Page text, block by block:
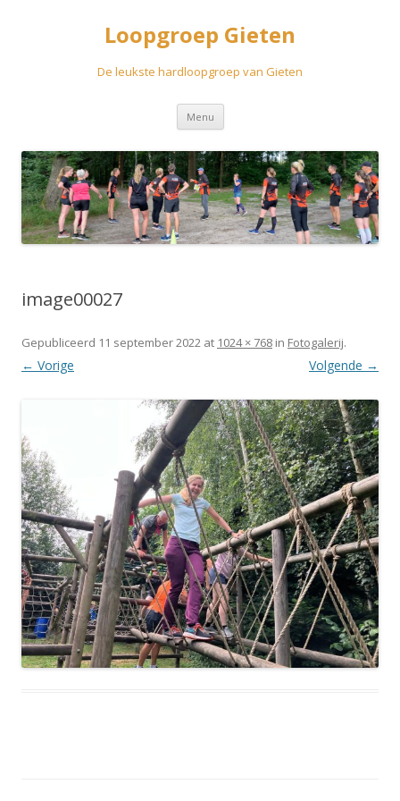
Loopgroep Gieten
De leukste hardloopgroep van Gieten
Menu Spring
inhoud
image00027
Gepubliceerd 11 september 2022 at 1024 × 768 in Fotogalerij.
← Vorige Volgende →